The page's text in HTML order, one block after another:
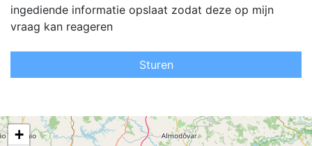
ingediende informatie opslaat zodat deze op mijn
vraag kan reageren
Sturen
+